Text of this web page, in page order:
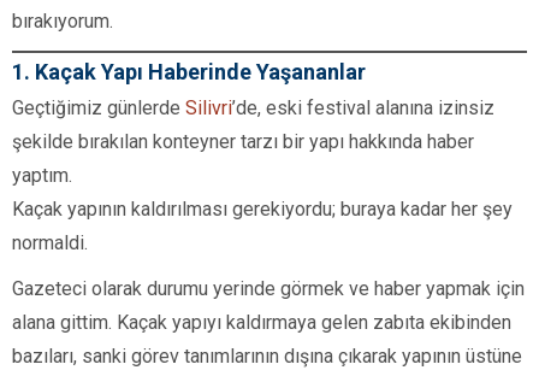
bırakıyorum.
1. Kaçak Yapı Haberinde Yaşananlar
Geçtiğimiz günlerde Silivri’de, eski festival alanına izinsiz
şekilde bırakılan konteyner tarzı bir yapı hakkında haber
yaptım.
Kaçak yapının kaldırılması gerekiyordu; buraya kadar her şey
normaldi.
Gazeteci olarak durumu yerinde görmek ve haber yapmak için
alana gittim. Kaçak yapıyı kaldırmaya gelen zabıta ekibinden
bazıları, sanki görev tanımlarının dışına çıkarak yapının üstüne